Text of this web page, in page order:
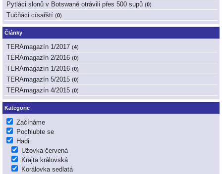
Pytláci slonů v Botswaně otrávili přes 500 supů (0)
Tučňáci císařští (0)
Články
TERAmagazín 1/2017 (4)
TERAmagazín 2/2016 (0)
TERAmagazín 1/2016 (0)
TERAmagazín 5/2015 (0)
TERAmagazín 4/2015 (0)
Kategorie
Začínáme
Pochlubte se
Hadi
Užovka červená
Krajta královská
Korálovka sedlatá